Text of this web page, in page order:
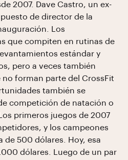
2007. Dave Castro, un ex-
de director de la
Los
que compiten en rutinas de
estándar y
pero a veces también
forman parte del CrossFit
también se
competición de natación o
primeros juegos de 2007
y los campeones
de 500 dólares. Hoy, esa
dólares. Luego de un par